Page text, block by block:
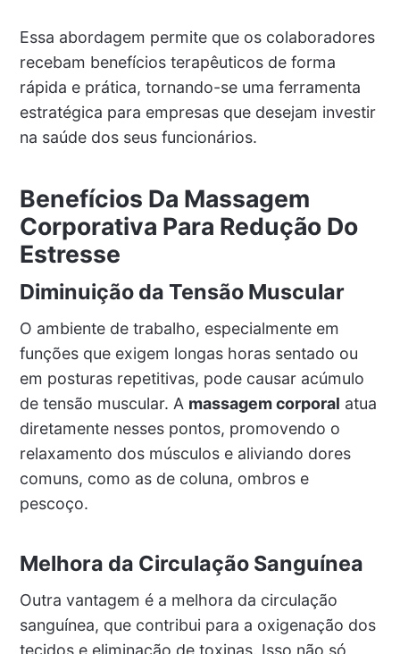
Essa abordagem permite que os colaboradores
recebam benefícios terapêuticos de forma
rápida e prática, tornando-se uma ferramenta
estratégica para empresas que desejam investir
na saúde dos seus funcionários.
Benefícios Da Massagem
Corporativa Para Redução Do
Estresse
Diminuição da Tensão Muscular
O ambiente de trabalho, especialmente em
funções que exigem longas horas sentado ou
em posturas repetitivas, pode causar acúmulo
de tensão muscular. A massagem corporal atua
diretamente nesses pontos, promovendo o
relaxamento dos músculos e aliviando dores
comuns, como as de coluna, ombros e
pescoço.
Melhora da Circulação Sanguínea
Outra vantagem é a melhora da circulação
sanguínea, que contribui para a oxigenação dos
tecidos e eliminação de toxinas. Isso não só